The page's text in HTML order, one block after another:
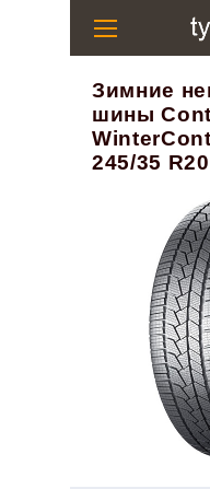
Зимние
шины
245/35 R20